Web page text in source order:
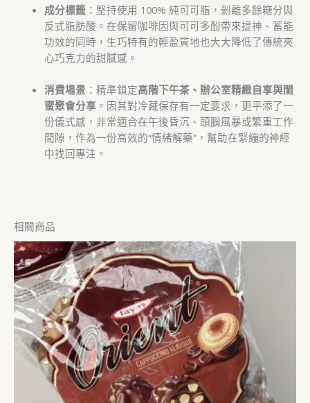
成分標籤：堅持使用 100% 純可可脂，剝離多餘糖分與
反式脂肪酸。在保留咖啡因與可可多酚帶來提神、蓄能
功效的同時，生巧特有的輕盈質地也大大降低了傳統夾
心巧克力的甜膩感。
消費場景：精準鎖定高階下午茶、辦公室精緻自享與閨
蜜聚會分享。因其對冷藏保存有一定要求，更平添了一
份儀式感，非常適合在午後昏沉、頭腦風暴或繁重工作
間隙，作為一份高效的“情緒解藥”，幫助在緊繃的神經
中找回專注。
相關商品